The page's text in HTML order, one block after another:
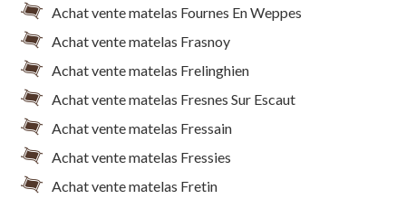
Achat vente matelas Fournes En Weppes
Achat vente matelas Frasnoy
Achat vente matelas Frelinghien
Achat vente matelas Fresnes Sur Escaut
Achat vente matelas Fressain
Achat vente matelas Fressies
Achat vente matelas Fretin